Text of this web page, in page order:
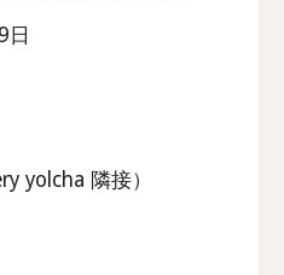
9日
yolcha 隣接）